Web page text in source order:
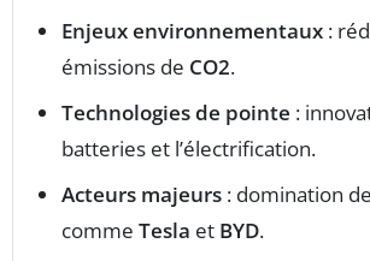
Enjeux environnementaux :
émissions de CO2.
Technologies de pointe :
batteries et l’électrification.
Acteurs majeurs : domination
comme Tesla et BYD.